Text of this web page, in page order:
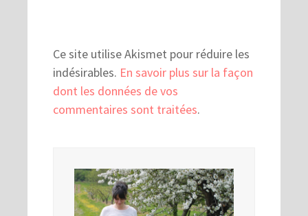
Ce site utilise Akismet pour réduire les
indésirables. En savoir plus sur la façon
dont les données de vos
commentaires sont traitées.